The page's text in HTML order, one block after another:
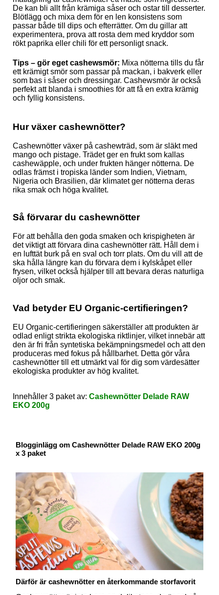
De kan bli allt från krämiga såser och ostar till desserter.
Blötlägg och mixa dem för en len konsistens som
passar både till dips och efterrätter. Om du gillar att
experimentera, prova att rosta dem med kryddor som
rökt paprika eller chili för ett personligt snack.
Tips – gör eget cashewsmör: Mixa nötterna tills du får
ett krämigt smör som passar på mackan, i bakverk eller
som bas i såser och dressingar. Cashewsmör är också
perfekt att blanda i smoothies för att få en extra krämig
och fyllig konsistens.
Hur växer cashewnötter?
Cashewnötter växer på cashewträd, som är släkt med
mango och pistage. Trädet ger en frukt som kallas
cashewäpple, och under frukten hänger nötterna. De
odlas främst i tropiska länder som Indien, Vietnam,
Nigeria och Brasilien, där klimatet ger nötterna deras
rika smak och höga kvalitet.
Så förvarar du cashewnötter
För att behålla den goda smaken och krispigheten är
det viktigt att förvara dina cashewnötter rätt. Håll dem i
en lufttät burk på en sval och torr plats. Om du vill att de
ska hålla längre kan du förvara dem i kylskåpet eller
frysen, vilket också hjälper till att bevara deras naturliga
oljor och smak.
Vad betyder EU Organic-certifieringen?
EU Organic-certifieringen säkerställer att produkten är
odlad enligt strikta ekologiska riktlinjer, vilket innebär att
den är fri från syntetiska bekämpningsmedel och att den
produceras med fokus på hållbarhet. Detta gör våra
cashewnötter till ett utmärkt val för dig som värdesätter
ekologiska produkter av hög kvalitet.
Innehåller 3 paket av: Cashewnötter Delade RAW
EKO 200g
Blogginlägg om Cashewnötter Delade RAW EKO 200g
x 3 paket
Därför är cashewnötter en återkommande storfavorit